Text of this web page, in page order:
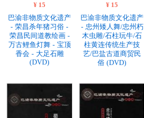
¥ 15
巴渝非物质文化遗产
- 荣昌杀年猪习俗 -
荣昌民间道教绘画 -
万古鲤鱼灯舞 - 宝顶
香会 - 大足石雕
(DVD)
¥ 15
巴渝非物质文化遗产
- 忠州矮人舞/忠州朽
木虫雕/石柱玩牛/石
柱黄连传统生产技
艺/巴盐古道商贸民
俗 (DVD)